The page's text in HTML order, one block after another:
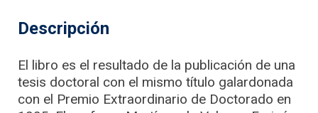
Descripción
El libro es el resultado de la publicación de una
tesis doctoral con el mismo título galardonada
con el Premio Extraordinario de Doctorado en